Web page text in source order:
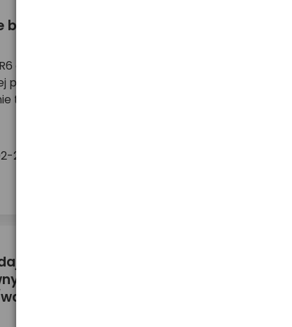
1,5V?
o pojemności 3000 mAh. Czy to znaczy, że
Niestety, ładowanie takich
takie działanie odradzamy - dlaczego?
27
baterii i akumulatorków? -
popełnianych przez testerów.
Sprawdź naszą ściągę.